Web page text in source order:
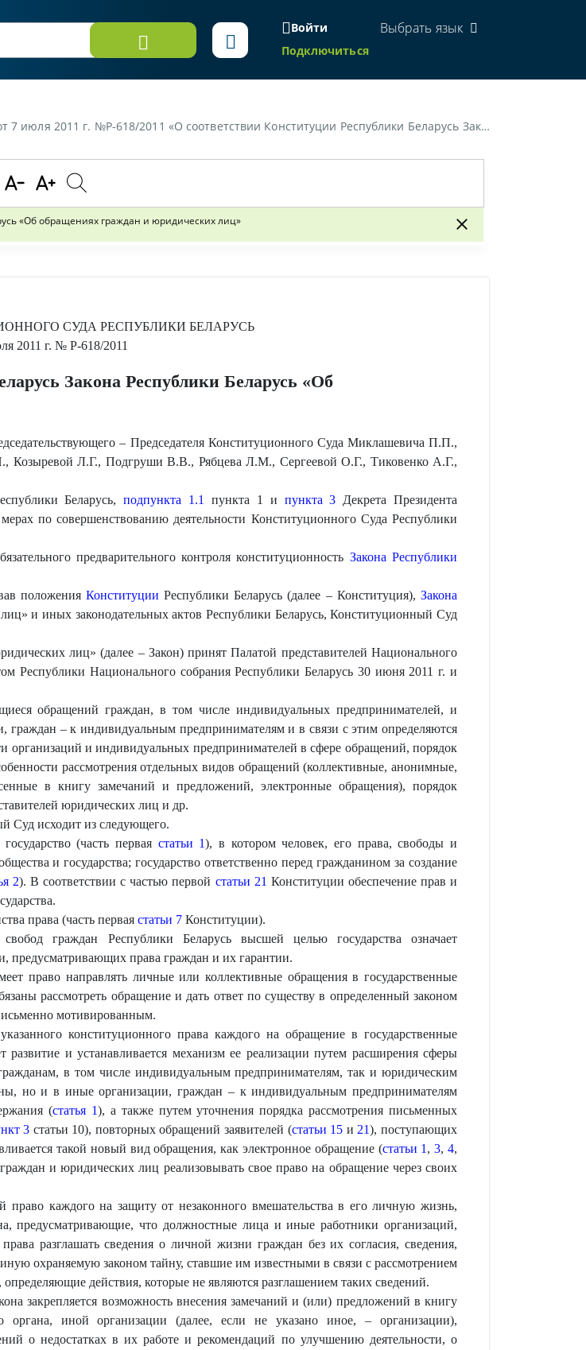
Войти
Подключиться
Выбрать язык
соответствии Конституции Республики Беларусь Закона Республики Беларусь "Об обращениях граждан и юридических лиц"»
«Об обращениях граждан и юридических лиц»
СУДА РЕСПУБЛИКИ БЕЛАРУСЬ
2011 г. № Р-618/2011
Закона Республики Беларусь «Об
– Председателя Конституционного Суда Миклашевича П.П.,
Козыревой Л.Г., Подгруши В.В., Рябцева Л.М., Сергеевой О.Г., Тиковенко А.Г.,
Беларусь,подпункта 1.1 пункта 1 и пункта 3 Декрета Президента
по совершенствованию деятельности Конституционного Суда Республики
предварительного контроля конституционность Закона Республики
положения Конституции Республики Беларусь (далее – Конституция), Закона
и иных законодательных актов Республики Беларусь, Конституционный Суд
лиц» (далее – Закон) принят Палатой представителей Национального
Республики Национального собрания Республики Беларусь 30 июня 2011 г. и
обращений граждан, в том числе индивидуальных предпринимателей, и
– к индивидуальным предпринимателям и в связи с этим определяются
организаций и индивидуальных предпринимателей в сфере обращений, порядок
рассмотрения отдельных видов обращений (коллективные, анонимные,
в книгу замечаний и предложений, электронные обращения), порядок
юридических лиц и др.
Суд исходит из следующего.
(часть первая статьи 1), в котором человек, его права, свободы и
и государства; государство ответственно перед гражданином за создание
2). В соответствии с частью первой статьи 21 Конституции обеспечение прав и
права (часть первая статьи 7Конституции).
граждан Республики Беларусь высшей целью государства означает
предусматривающих права граждан и их гарантии.
право направлять личные или коллективные обращения в государственные
рассмотреть обращение и дать ответ по существу в определенный законом
мотивированным.
конституционного права каждого на обращение в государственные
и устанавливается механизм ее реализации путем расширения сферы
в том числе индивидуальным предпринимателям, так и юридическим
но и в иные организации, граждан – к индивидуальным предпринимателям
(статья 1), а также путем уточнения порядка рассмотрения письменных
3 статьи 10), повторных обращений заявителей (статьи 15 и 21), поступающих
такой новый вид обращения, как электронное обращение (статьи 1 ,3,4,
и юридических лиц реализовывать свое право на обращение через своих
право каждого на защиту от незаконного вмешательства в его личную жизнь,
предусматривающие, что должностные лица и иные работники организаций,
разглашать сведения о личной жизни граждан без их согласия, сведения,
охраняемую законом тайну, ставшие им известными в связи с рассмотрением
действия, которые не являются разглашением таких сведений.
закрепляется возможность внесения замечаний и (или) предложений в книгу
органа, иной организации (далее, если не указано иное, – организации),
о недостатках в их работе и рекомендаций по улучшению деятельности, о